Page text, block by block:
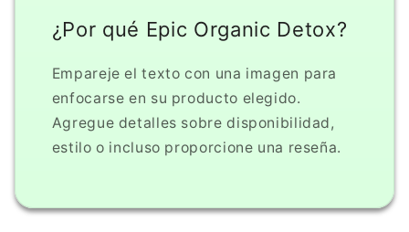
¿Por qué Epic Organic Detox?
Empareje el texto con una imagen para
enfocarse en su producto elegido.
Agregue detalles sobre disponibilidad,
estilo o incluso proporcione una reseña.